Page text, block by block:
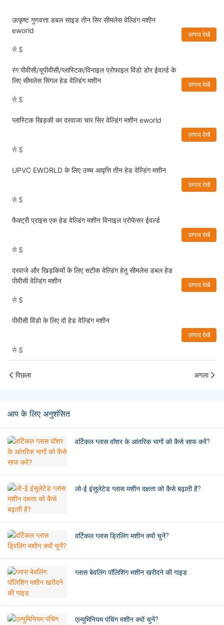
उत्कृष्ट गुणवत्ता डबल साइड तीन सिर सीमलेस वेल्डिंग मशीन
eworld
से $
उत्पाद देखें
रंग पीवीसी/यूपीवीसी/प्लास्टिक/विनाइल प्रोफाइल विंडो डोर ईवर्ल्ड के
लिए सीमलेस सिंगल हेड वेल्डिंग मशीन
से $
उत्पाद देखें
प्लास्टिक खिड़की का दरवाजा चार सिर वेल्डिंग मशीन eworld
से $
उत्पाद देखें
UPVC EWORLD के लिए उच्च आवृत्ति तीन हेड वेल्डिंग मशीन
से $
उत्पाद देखें
फैक्ट्री प्राइस एक हेड वेल्डिंग मशीन विनाइल प्रोफेसर ईवर्ल्ड
से $
उत्पाद देखें
दरवाजे और खिड़कियों के लिए सटीक वेल्डिंग हेतु सीमलेस डबल हेड
पीवीसी वेल्डिंग मशीन
से $
उत्पाद देखें
पीवीसी विंडो के लिए दो हेड वेल्डिंग मशीन
से $
उत्पाद देखें
पिछला अगला
आप के लिए अनुशंसित
वर्टिकल ग्लास वॉशर के आंतरिक भागों को कैसे साफ करें?
लो-ई इंसुलेटेड ग्लास मशीन दक्षता को कैसे बढ़ाती है?
वर्टिकल ग्लास ड्रिलिंग मशीन क्यों चुनें?
ग्लास बेवलिंग पॉलिशिंग मशीन खरीदने की गाइड
एल्युमिनियम पंचिंग मशीन क्यों चुनें?